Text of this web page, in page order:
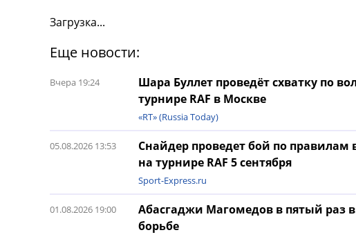
Загрузка...
Еще новости:
Шара Буллет проведёт схватку по
турнире RAF в Москве
Вчера 19:24
«RT» (Russia Today)
Снайдер проведет бой по
на турнире RAF 5 сентября
05.08.2026 13:53
Sport-Express.ru
Абасгаджи Магомедов в пятый раз
борьбе
01.08.2026 19:00